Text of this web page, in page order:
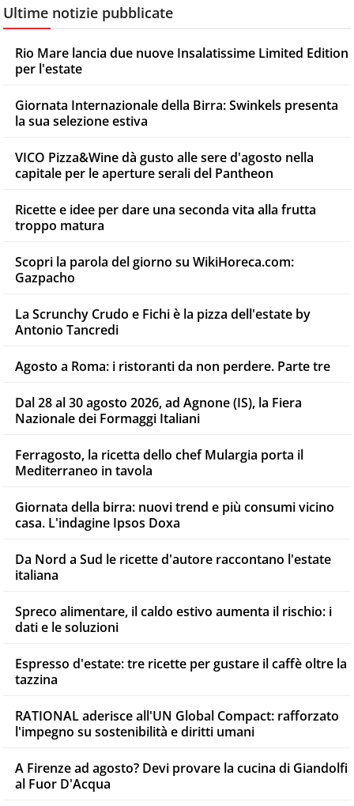
Ultime notizie pubblicate
Rio Mare lancia due nuove Insalatissime Limited Edition
per l'estate
Giornata Internazionale della Birra: Swinkels presenta
la sua selezione estiva
VICO Pizza&Wine dà gusto alle sere d'agosto nella
capitale per le aperture serali del Pantheon
Ricette e idee per dare una seconda vita alla frutta
troppo matura
Scopri la parola del giorno su WikiHoreca.com:
Gazpacho
La Scrunchy Crudo e Fichi è la pizza dell'estate by
Antonio Tancredi
Agosto a Roma: i ristoranti da non perdere. Parte tre
Dal 28 al 30 agosto 2026, ad Agnone (IS), la Fiera
Nazionale dei Formaggi Italiani
Ferragosto, la ricetta dello chef Mulargia porta il
Mediterraneo in tavola
Giornata della birra: nuovi trend e più consumi vicino
casa. L'indagine Ipsos Doxa
Da Nord a Sud le ricette d'autore raccontano l'estate
italiana
Spreco alimentare, il caldo estivo aumenta il rischio: i
dati e le soluzioni
Espresso d'estate: tre ricette per gustare il caffè oltre la
tazzina
RATIONAL aderisce all'UN Global Compact: rafforzato
l'impegno su sostenibilità e diritti umani
A Firenze ad agosto? Devi provare la cucina di Giandolfi
al Fuor D'Acqua